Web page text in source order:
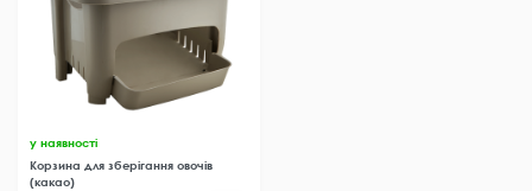
у наявності
Корзина для зберігання овочів
(какао)